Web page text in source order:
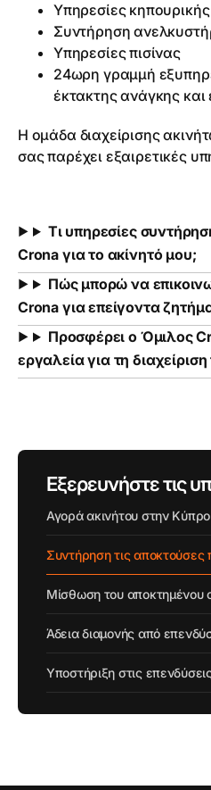
Εξερευνήστε τις
Αγορά ακινήτου στην Κύπρο
Συντήρηση τις αποκτούσες
Μίσθωση του αποκτημένου
Άδεια διαμονής από
Υποστήριξη στις
Υπηρεσίες κηπουρικής
Συντήρηση
Υπηρεσίες πισίνας
24ωρη γραμμή
έκτακτης ανάγκης και
Η ομάδα διαχείρισης
σας παρέχει εξαιρετικές
Τι υπηρεσίες
Crona για το ακίνητό μου;
Πώς μπορώ να
Crona για επείγοντα
Προσφέρει ο Όμιλος
εργαλεία για τη